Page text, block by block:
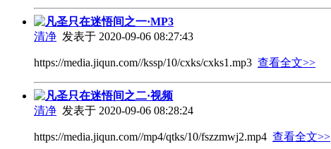
凡圣只在迷悟间之一·MP3
清净 发表于 2020-09-06 08:27:43
https://media.jiqun.com//kssp/10/cxks/cxks1.mp3 查看全文>>
凡圣只在迷悟间之二·视频
清净 发表于 2020-09-06 08:28:24
https://media.jiqun.com//mp4/qtks/10/fszzmwj2.mp4 查看全文>>